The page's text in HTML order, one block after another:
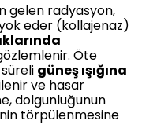
gelen radyasyon,
eder (kollajenaz)
Öte
güneş ışığına
ve hasar
dolgunluğunun
törpülenmesine